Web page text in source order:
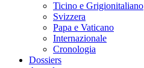
Ticino e Grigionitaliano
Svizzera
Papa e Vaticano
Internazionale
Cronologia
Dossiers